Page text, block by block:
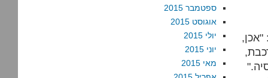
ספטמבר 2015
אוגוסט 2015
יולי 2015
יוני 2015
מאי 2015